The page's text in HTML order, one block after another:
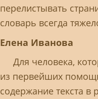
перелистывать
словарь всегда
Елена Иванова
Для человека,
из первейших
содержание текста